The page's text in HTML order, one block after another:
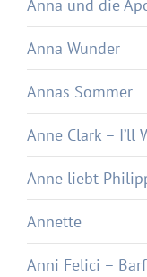
Anna und die
Anna Wunder
Annas Sommer
Anne Clark – I’ll
Anne liebt
Annette
Anni Felici –